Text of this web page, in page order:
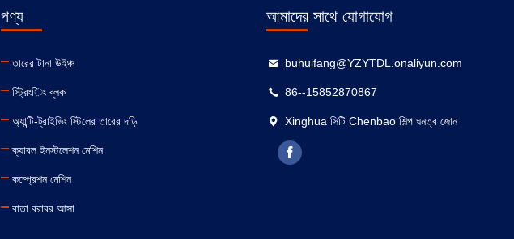
পণ্য
তারের টানা উইঞ্চ
স্ট্রিংিং ব্লক
অ্যান্টি-ট্রাইভিং স্টিলের তারের দড়ি
ক্যাবল ইনস্টলেশন মেশিন
কম্প্রেশন মেশিন
বাতা বরাবর আসা
আমাদের সাথে যোগাযোগ
buhuifang@YZYTDL.onaliyun.com
86--15852870867
Xinghua সিটি Chenbao শিল্প ঘনত্ব জোন